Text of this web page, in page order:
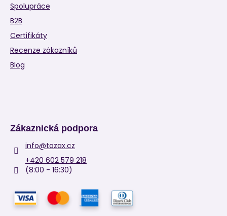
Spolupráce
B2B
Certifikáty
Recenze zákazníků
Blog
Zákaznická podpora
info@tozax.cz
+420 602 579 218
(8:00 - 16:30)